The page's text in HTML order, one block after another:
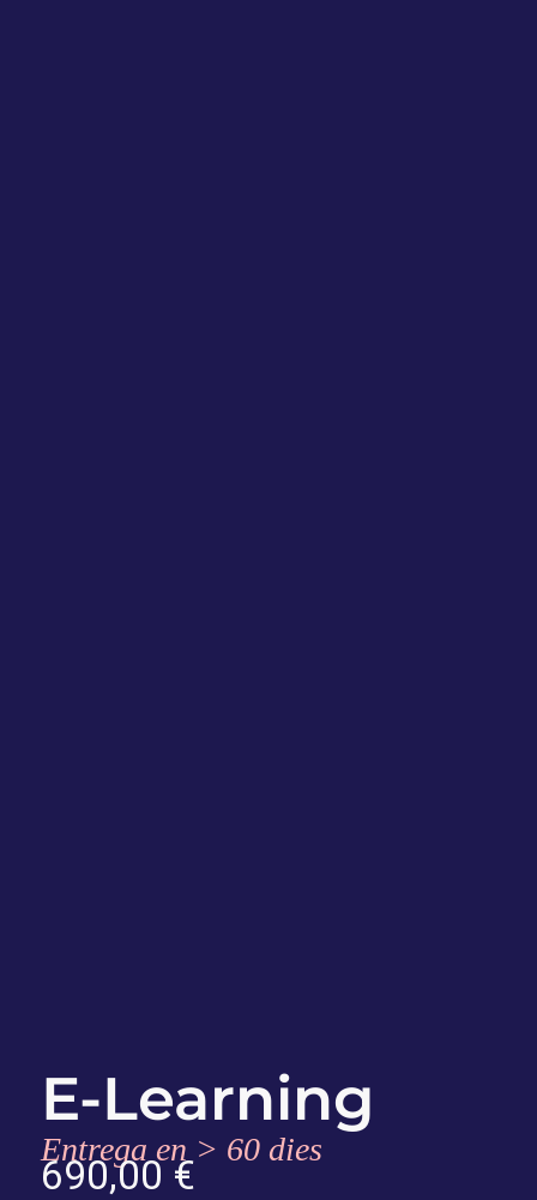
E-Learning
Entrega en > 60 dies
690,00€